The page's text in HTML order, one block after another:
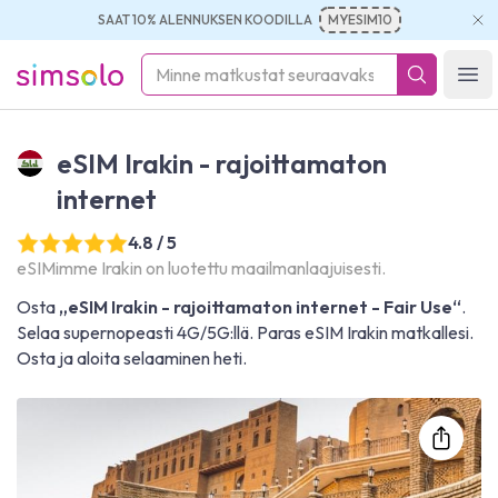
SAAT 10% ALENNUKSEN KOODILLA MYESIM10
simsolo
eSIM Irakin - rajoittamaton
internet
4.8 / 5
eSIMimme Irakin on luotettu maailmanlaajuisesti.
Osta „eSIM Irakin - rajoittamaton internet - Fair Use“.
Selaa supernopeasti 4G/5G:llä. Paras eSIM Irakin matkallesi.
Osta ja aloita selaaminen heti.